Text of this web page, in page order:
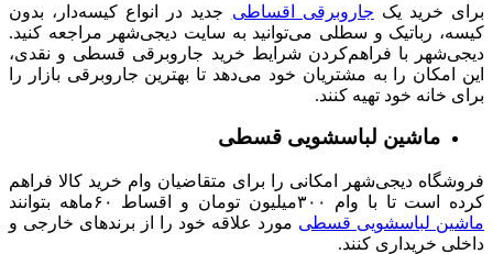
برای خرید یک جاروبرقی‌ اقساطی جدید در انواع کیسه‌دار، بدون
کیسه، رباتیک و سطلی می‌توانید به سایت دیجی‌شهر مراجعه کنید.
دیجی‌شهر با فراهم‌کردن شرایط خرید جاروبرقی قسطی و نقدی،
این امکان را به مشتریان خود می‌دهد تا بهترین جاروبرقی بازار را
برای خانه خود تهیه کنند.
ماشین لباسشویی قسطی
فروشگاه دیجی‌شهر امکانی را برای متقاضیان وام خرید کالا فراهم
کرده است تا با وام ۳۰۰میلیون تومان و اقساط ۶۰ماهه بتوانند
ماشین لباسشویی قسطی مورد علاقه خود را از برندهای خارجی و
داخلی خریداری کنند.